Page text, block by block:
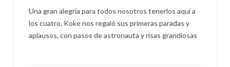
Una gran alegria para todos nosotros tenerlos aquí a
los cuatro, Koke nos regaló sus primeras paradas y
aplausos, con pasos de astronauta y risas grandiosas